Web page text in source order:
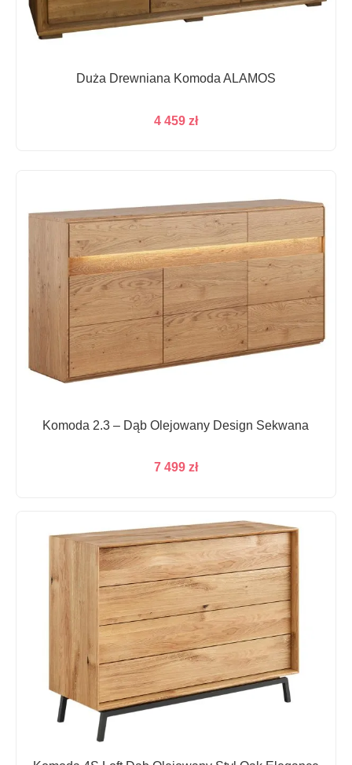
Duża Drewniana Komoda ALAMOS
4 459 zł
Komoda 2.3 – Dąb Olejowany Design Sekwana
7 499 zł